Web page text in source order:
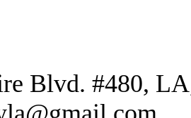
Blvd. #480,